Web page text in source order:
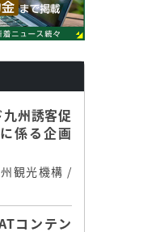
州誘客促
係る企画
観光機構 /
コンテン